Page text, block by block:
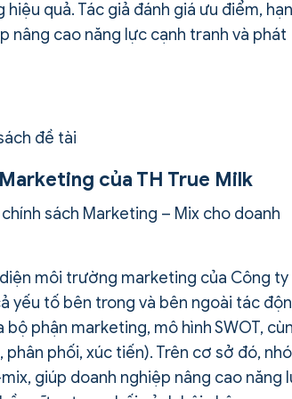
quả. Tác giả đánh giá ưu điểm, hạn
cao năng lực cạnh tranh và phát
đề tài
của TH True Milk
sách Marketing – Mix cho doanh
môi trường marketing của Công ty
yếu tố bên trong và bên ngoài tác
phận marketing, mô hình SWOT,
phối, xúc tiến). Trên cơ sở đó,
giúp doanh nghiệp nâng cao năng